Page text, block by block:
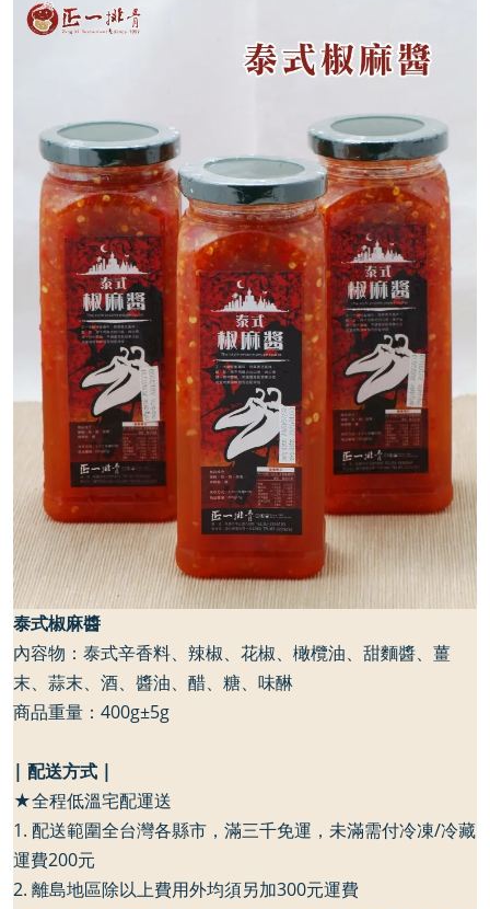
泰式椒麻醬
內容物：泰式辛香料、辣椒、花椒、橄欖油、甜麵醬、薑
末、蒜末、酒、醬油、醋、糖、味醂
商品重量：400g±5g
| 配送方式 |
★全程低溫宅配運送
1. 配送範圍全台灣各縣市，滿三千免運，未滿需付冷凍/冷藏
運費200元
2. 離島地區除以上費用外均須另加300元運費